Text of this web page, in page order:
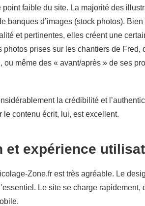
point faible du site. La majorité des
banques d’images (stock photos). Bien
et pertinentes, elles créent une
photos prises sur les chantiers de Fred,
ou même des « avant/après » de ses
la crédibilité et
le contenu écrit, lui, est excellent.
et expérience
Zone.fr est très agréable. Le
Le site se charge rapidement,